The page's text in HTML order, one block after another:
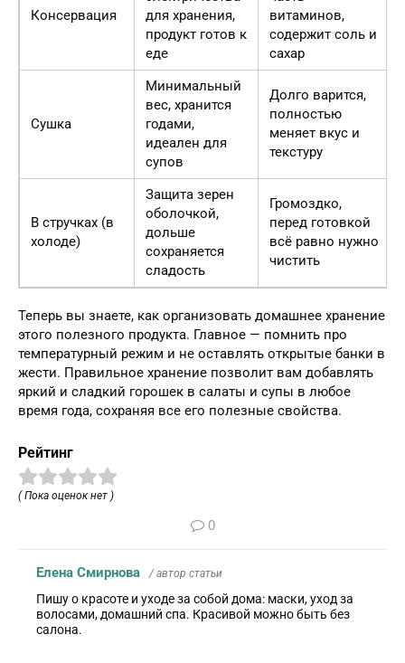
Консервация
для хранения,
продукт готов к
еде
витаминов,
содержит соль и
сахар
Сушка
Минимальный
вес, хранится
годами,
идеален для
супов
Долго варится,
полностью
меняет вкус и
текстуру
В стручках (в
холоде)
Защита зерен
оболочкой,
дольше
сохраняется
сладость
Громоздко,
перед готовкой
всё равно нужно
чистить
Теперь вы знаете, как организовать домашнее хранение
этого полезного продукта. Главное — помнить про
температурный режим и не оставлять открытые банки в
жести. Правильное хранение позволит вам добавлять
яркий и сладкий горошек в салаты и супы в любое
время года, сохраняя все его полезные свойства.
Рейтинг
( Пока оценок нет )
0
Елена Смирнова / автор статьи
Пишу о красоте и уходе за собой дома: маски, уход за
волосами, домашний спа. Красивой можно быть без
салона.